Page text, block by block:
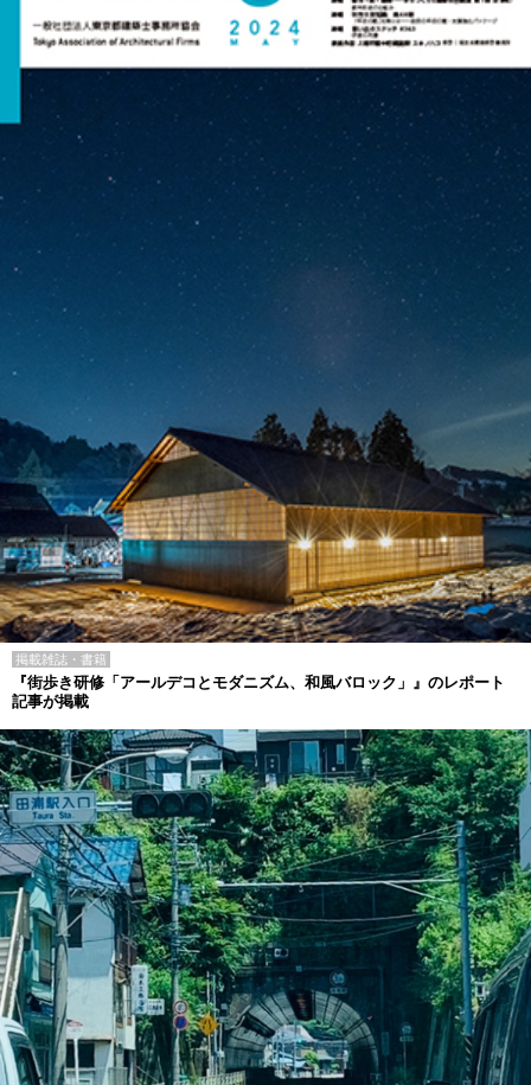
掲載雑誌・書籍
『街歩き研修「アールデコとモダニズム、和風バロック」』のレポート
記事が掲載